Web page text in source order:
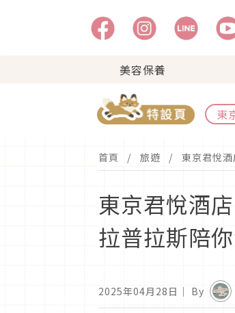
美容保養
東
首頁 旅遊 東京君悅
東京君悅酒
拉普拉斯陪
2025年04月28日 ｜ By